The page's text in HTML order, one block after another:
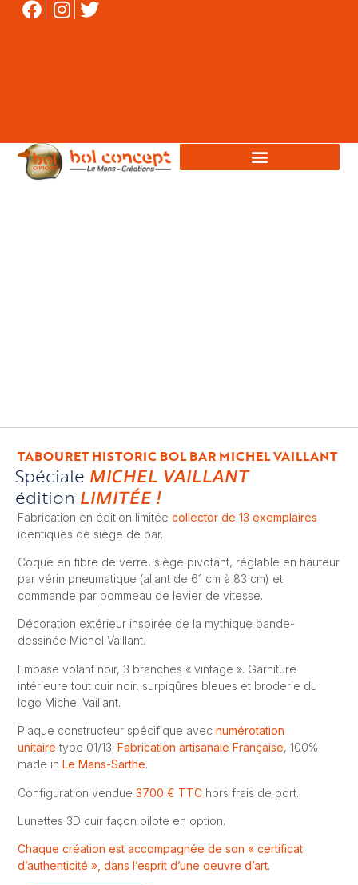
TABOURET HISTORIC BOL BAR MICHEL VAILLANT
Spéciale MICHEL VAILLANT
édition LIMITÉE !
Fabrication en édition limitéecollector de 13 exemplaires
identiques de siège de bar.
Coque en fibre de verre, siège pivotant, réglable en hauteur
par vérin pneumatique (allant de 61 cm à 83 cm) et
commande par pommeau de levier de vitesse.
Décoration extérieur inspirée de la mythique bande-
dessinée Michel Vaillant.
Embase volant noir, 3 branches « vintage ». Garniture
intérieure tout cuir noir, surpiqûres bleues et broderie du
logo Michel Vaillant.
Plaque constructeur spécifique avecnumérotation
unitaire type 01/13.Fabrication artisanale Française, 100%
made inLe Mans-Sarthe.
Configuration vendue3700 € TTC hors frais de port.
Lunettes 3D cuir façon pilote en option.
Chaque création est accompagnée de son « certificat
d’authenticité », dans l’esprit d’une oeuvre d’art.